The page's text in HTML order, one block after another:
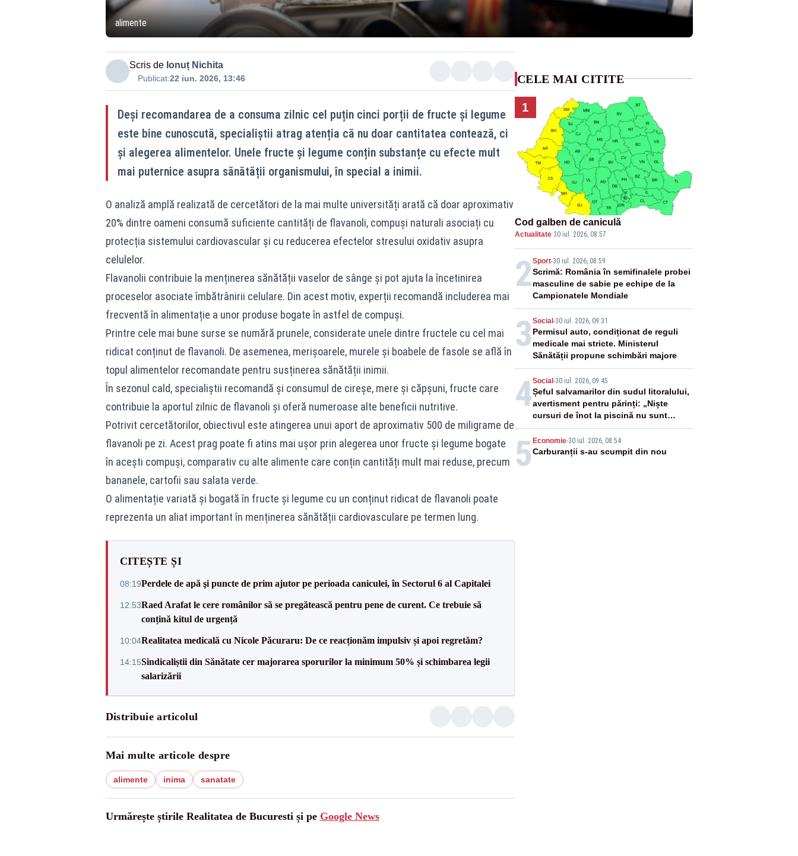
alimente
Scris de Ionuț Nichita
Publicat:22 iun. 2026, 13:46
Deși recomandarea de a consuma zilnic cel puțin cinci porții de fructe și legume
este bine cunoscută, specialiștii atrag atenția că nu doar cantitatea contează, ci
și alegerea alimentelor. Unele fructe și legume conțin substanțe cu efecte mult
mai puternice asupra sănătății organismului, în special a inimii.
O analiză amplă realizată de cercetători de la mai multe universități arată că doar aproximativ
20% dintre oameni consumă suficiente cantități de flavanoli, compuși naturali asociați cu
protecția sistemului cardiovascular și cu reducerea efectelor stresului oxidativ asupra
celulelor.
Flavanolii contribuie la menținerea sănătății vaselor de sânge și pot ajuta la încetinirea
proceselor asociate îmbătrânirii celulare. Din acest motiv, experții recomandă includerea mai
frecventă în alimentație a unor produse bogate în astfel de compuși.
Printre cele mai bune surse se numără prunele, considerate unele dintre fructele cu cel mai
ridicat conținut de flavanoli. De asemenea, merișoarele, murele și boabele de fasole se află în
topul alimentelor recomandate pentru susținerea sănătății inimii.
În sezonul cald, specialiștii recomandă și consumul de cireșe, mere și căpșuni, fructe care
contribuie la aportul zilnic de flavanoli și oferă numeroase alte beneficii nutritive.
Potrivit cercetătorilor, obiectivul este atingerea unui aport de aproximativ 500 de miligrame de
flavanoli pe zi. Acest prag poate fi atins mai ușor prin alegerea unor fructe și legume bogate
în acești compuși, comparativ cu alte alimente care conțin cantități mult mai reduse, precum
bananele, cartofii sau salata verde.
O alimentație variată și bogată în fructe și legume cu un conținut ridicat de flavanoli poate
reprezenta un aliat important în menținerea sănătății cardiovasculare pe termen lung.
CITEȘTE ȘI
08:19Perdele de apă şi puncte de prim ajutor pe perioada caniculei, în Sectorul 6 al Capitalei
12:53Raed Arafat le cere românilor să se pregătească pentru pene de curent. Ce trebuie să
conțină kitul de urgență
10:04Realitatea medicală cu Nicole Păcuraru: De ce reacționăm impulsiv și apoi regretăm?
14:15Sindicaliștii din Sănătate cer majorarea sporurilor la minimum 50% și schimbarea legii
salarizării
Distribuie articolul
Mai multe articole despre
alimente inima sanatate
Urmărește știrile Realitatea de Bucuresti și pe Google News
CELE MAI CITITE
1
Cod galben de caniculă
Actualitate·30 iul. 2026, 08:57
2Sport-30 iul. 2026, 08:59
Scrimă: România în semifinalele probei
masculine de sabie pe echipe de la
Campionatele Mondiale
3 Social-30 iul. 2026, 09:31
Permisul auto, condiționat de reguli
medicale mai stricte. Ministerul
Sănătății propune schimbări majore
4Social-30 iul. 2026, 09:45
Șeful salvamarilor din sudul litoralului,
avertisment pentru părinți: „Niște
cursuri de înot la piscină nu sunt
suficiente”
5 Economie-30 iul. 2026, 08:54
Carburanții s-au scumpit din nou